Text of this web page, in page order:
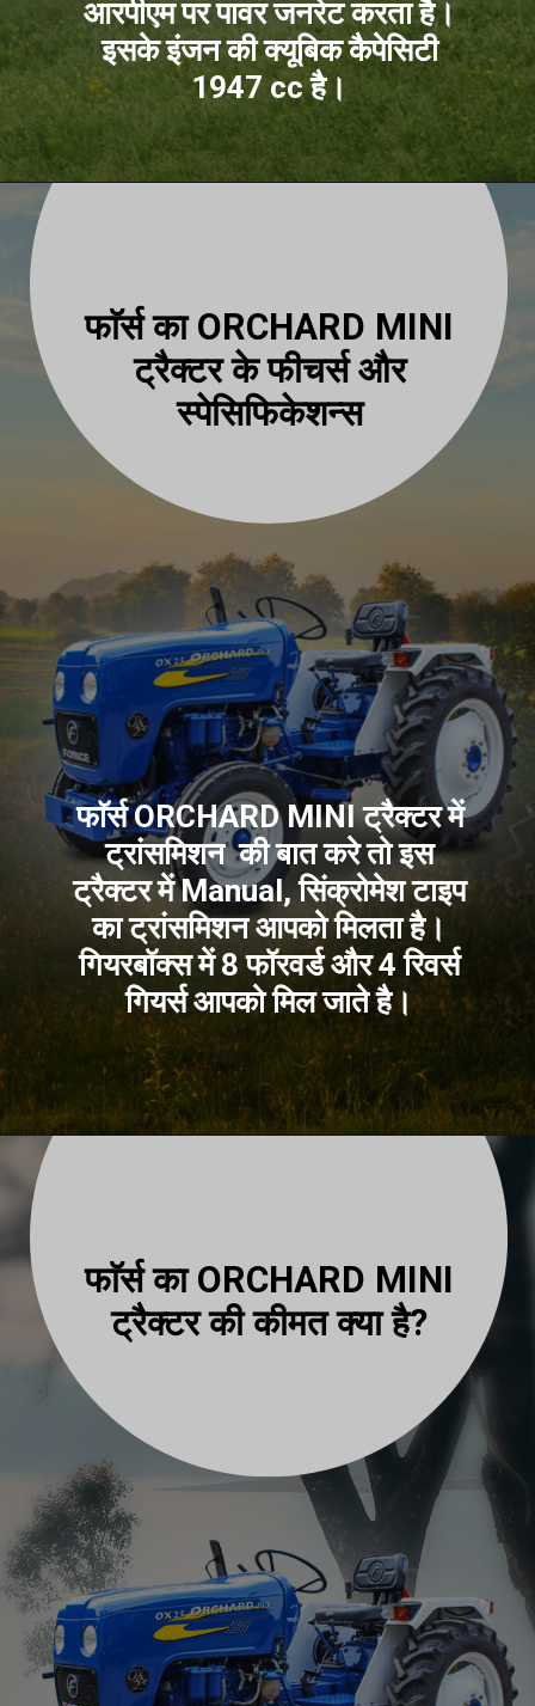
आरपीएम पर पावर जनरेट करता है।
इसके इंजन की क्यूबिक कैपेसिटी
1947 cc है।
फाॅर्स का ORCHARD MINI
ट्रैक्टर के फीचर्स और
स्पेसिफिकेशन्स
फाॅर्स ORCHARD MINI ट्रैक्टर में
ट्रांसमिशन की बात करे तो इस
ट्रैक्टर में Manual, सिंक्रोमेश टाइप
का ट्रांसमिशन आपको मिलता है।
गियरबॉक्स में 8 फॉरवर्ड और 4 रिवर्स
गियर्स आपको मिल जाते है।
फाॅर्स का ORCHARD MINI
ट्रैक्टर की कीमत क्या है?